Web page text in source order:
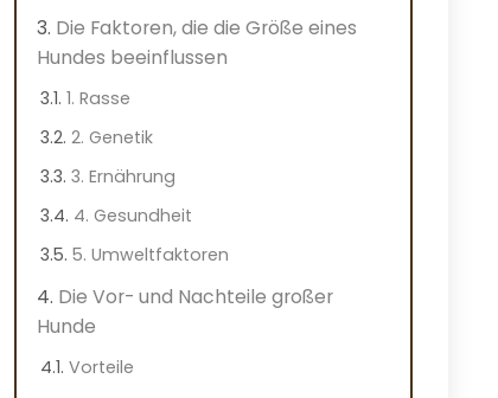
Die Faktoren, die die Größe eines
Hundes beeinflussen
1. Rasse
2. Genetik
3. Ernährung
4. Gesundheit
5. Umweltfaktoren
Die Vor- und Nachteile großer
Hunde
Vorteile